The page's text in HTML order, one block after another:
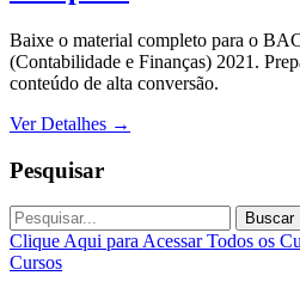
Baixe o material completo para o
(Contabilidade e Finanças) 2021.
conteúdo de alta conversão.
Ver Detalhes →
Pesquisar
Buscar
Clique Aqui para Acessar Todos os
Cursos